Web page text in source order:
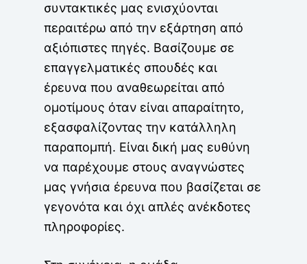
συντακτικές μας ενισχύονται
περαιτέρω από την εξάρτηση από
αξιόπιστες πηγές. Βασίζουμε σε
επαγγελματικές σπουδές και
έρευνα που αναθεωρείται από
ομοτίμους όταν είναι απαραίτητο,
εξασφαλίζοντας την κατάλληλη
παραπομπή. Είναι δική μας ευθύνη
να παρέχουμε στους αναγνώστες
μας γνήσια έρευνα που βασίζεται σε
γεγονότα και όχι απλές ανέκδοτες
πληροφορίες.